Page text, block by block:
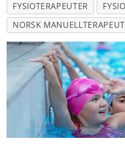
FYSIOTERAPEUTER
NORSK